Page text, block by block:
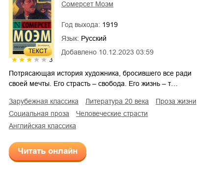
ТЕКСТ
3
Добавлено 10.12.2023 03:59
Сомерсет Моэм
Год выхода: 1919
Язык: Русский
Потрясающая история художника, бросившего все ради
своей мечты. Его страсть – свобода. Его жизнь – т…
зарубежная классика литература 20 века
проза жизни
социальная проза
человеческие страсти
английская классика
Читать онлайн